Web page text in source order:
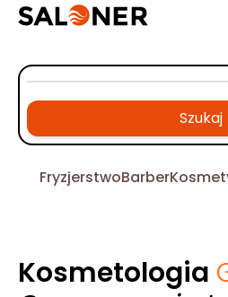
Szukaj
FryzjerstwoBarber
Kosmetologia